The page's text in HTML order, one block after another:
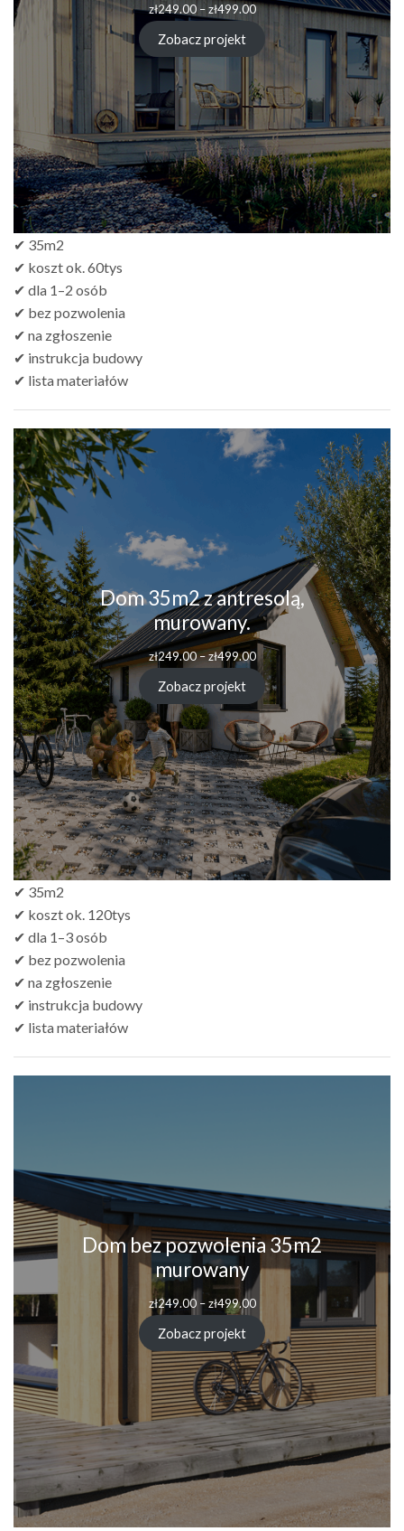
zł249.00 – zł499.00
Zobacz projekt
✔ 35m2
✔ koszt ok. 60tys
✔ dla 1–2 osób
✔ bez pozwolenia
✔ na zgłoszenie
✔ instrukcja budowy
✔ lista materiałów
Dom 35m2 z antresolą,
murowany.
zł249.00–zł499.00
Zobacz projekt
✔ 35m2
✔ koszt ok. 120tys
✔ dla 1–3 osób
✔ bez pozwolenia
✔ na zgłoszenie
✔ instrukcja budowy
✔ lista materiałów
Dom bez pozwolenia 35m2
murowany
zł249.00 – zł499.00
Zobacz projekt